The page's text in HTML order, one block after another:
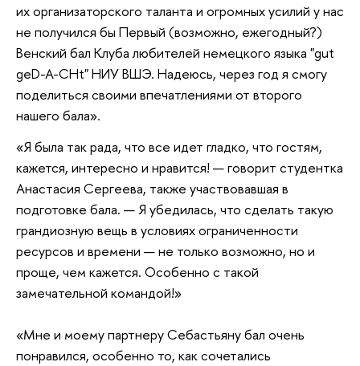
их организаторского таланта и огромных усилий у нас
не получился бы Первый (возможно, ежегодный?)
Венский бал Клуба любителей немецкого языка "gut
geD-A-CHt" НИУ ВШЭ. Надеюсь, через год я смогу
поделиться своими впечатлениями от второго
нашего бала».
«Я была так рада, что все идет гладко, что гостям,
кажется, интересно и нравится! — говорит студентка
Анастасия Сергеева, также участвовавшая в
подготовке бала. — Я убедилась, что сделать такую
грандиозную вещь в условиях ограниченности
ресурсов и времени — не только возможно, но и
проще, чем кажется. Особенно с такой
замечательной командой!»
«Мне и моему партнеру Себастьяну бал очень
понравился, особенно то, как сочетались